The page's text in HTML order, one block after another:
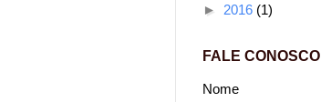
► 2016 (1)
FALE CONOSCO
Nome